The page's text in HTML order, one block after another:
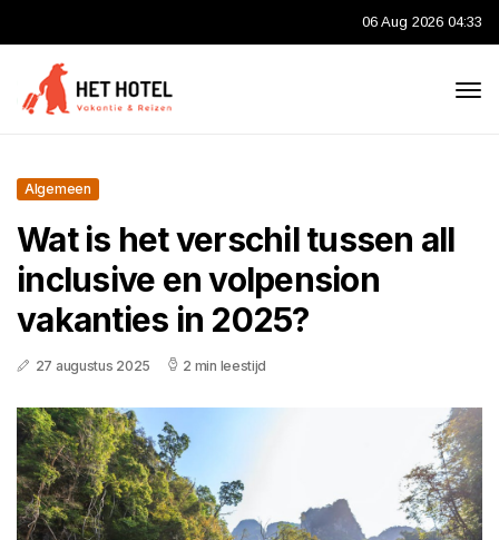
06 Aug 2026 04:33
Algemeen
Wat is het verschil tussen all
inclusive en volpension
vakanties in 2025?
27 augustus 2025 2 min leestijd